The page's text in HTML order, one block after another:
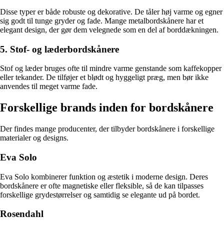
Disse typer er både robuste og dekorative. De tåler høj varme og egner
sig godt til tunge gryder og fade. Mange metalbordskånere har et
elegant design, der gør dem velegnede som en del af borddækningen.
5. Stof- og læderbordskånere
Stof og læder bruges ofte til mindre varme genstande som kaffekopper
eller tekander. De tilføjer et blødt og hyggeligt præg, men bør ikke
anvendes til meget varme fade.
Forskellige brands inden for bordskånere
Der findes mange producenter, der tilbyder bordskånere i forskellige
materialer og designs.
Eva Solo
Eva Solo kombinerer funktion og æstetik i moderne design. Deres
bordskånere er ofte magnetiske eller fleksible, så de kan tilpasses
forskellige grydestørrelser og samtidig se elegante ud på bordet.
Rosendahl